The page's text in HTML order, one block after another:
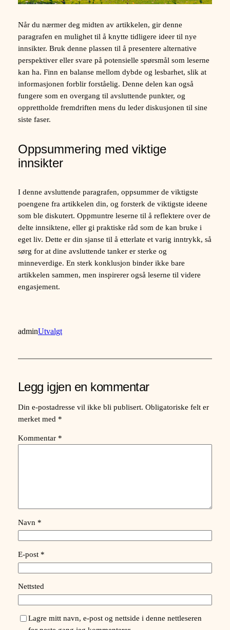
Når du nærmer deg midten av artikkelen, gir denne
paragrafen en mulighet til å knytte tidligere ideer til nye
innsikter. Bruk denne plassen til å presentere alternative
perspektiver eller svare på potensielle spørsmål som leserne
kan ha. Finn en balanse mellom dybde og lesbarhet, slik at
informasjonen forblir forståelig. Denne delen kan også
fungere som en overgang til avsluttende punkter, og
opprettholde fremdriften mens du leder diskusjonen til sine
siste faser.
Oppsummering med viktige
innsikter
I denne avsluttende paragrafen, oppsummer de viktigste
poengene fra artikkelen din, og forsterk de viktigste ideene
som ble diskutert. Oppmuntre leserne til å reflektere over de
delte innsiktene, eller gi praktiske råd som de kan bruke i
eget liv. Dette er din sjanse til å etterlate et varig inntrykk, så
sørg for at dine avsluttende tanker er sterke og
minneverdige. En sterk konklusjon binder ikke bare
artikkelen sammen, men inspirerer også leserne til videre
engasjement.
adminUtvalgt
Legg igjen en kommentar
Din e-postadresse vil ikke bli publisert. Obligatoriske felt er
merket med *
Kommentar *
Navn *
E-post *
Nettsted
Lagre mitt navn, e-post og nettside i denne nettleseren